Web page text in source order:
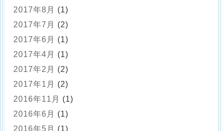
2017年8月
(1)
2017年7月
(2)
2017年6月
(1)
2017年4月
(1)
2017年2月
(2)
2017年1月
(2)
2016年11月
(1)
2016年6月
(1)
2016年5月
(1)